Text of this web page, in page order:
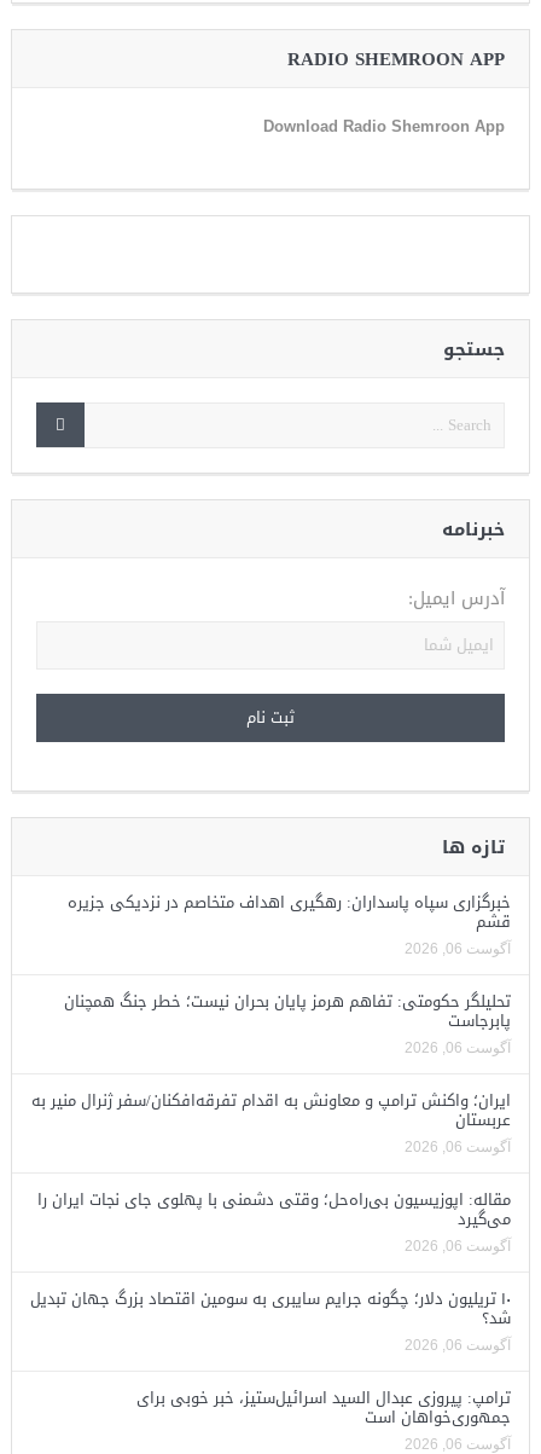
RADIO SHEMROON APP
Download Radio Shemroon App
جستجو
خبرنامه
آدرس ایمیل:
تازه ها
خبرگزاری سپاه پاسداران: رهگیری اهداف متخاصم در نزدیکی جزیره
قشم
آگوست 06, 2026
تحلیلگر حکومتی: تفاهم هرمز پایان بحران نیست؛ خطر جنگ همچنان
پابرجاست
آگوست 06, 2026
ایران؛ واکنش ترامپ و معاونش به اقدام تفرقه‌افکنان/سفر ژنرال منیر به
عربستان
آگوست 06, 2026
مقاله: اپوزیسیون بی‌راه‌حل؛ وقتی دشمنی با پهلوی جای نجات ایران را
می‌گیرد
آگوست 06, 2026
۱۰ تریلیون دلار؛ چگونه جرایم سایبری به سومین اقتصاد بزرگ جهان تبدیل
شد؟
آگوست 06, 2026
ترامپ: پیروزی عبدال السید اسرائیل‌ستیز، خبر خوبی برای
جمهوری‌خواهان است
آگوست 06, 2026